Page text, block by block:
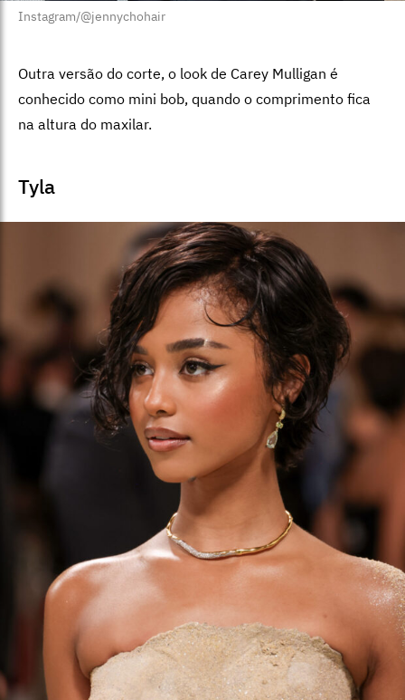
Instagram/@jennychohair
Outra versão do corte, o look de Carey Mulligan é
conhecido como mini bob, quando o comprimento fica
na altura do maxilar.
Tyla